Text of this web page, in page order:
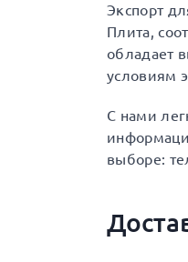
Экспорт
Плита,
обладает
условиям
С нами
выборе: